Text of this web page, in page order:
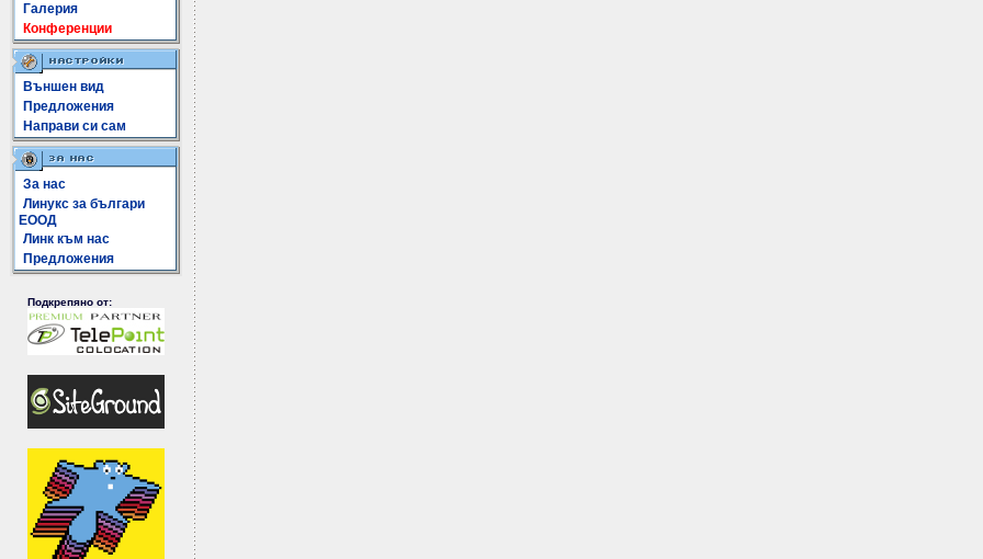
Галерия
Конференции
Външен вид
Предложения
Направи си сам
За нас
Линукс за българи
ЕООД
Линк към нас
Предложения
Подкрепяно от: